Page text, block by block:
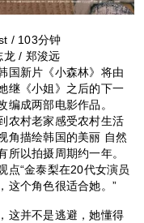
/ 103分钟
龙 / 郑浚远
国新片《小森林》将由
继《小姐》之后的下一
成两部电影作品。
村老家感受农村生活
角描绘韩国的美丽 自然
所以拍摄周期约一年。
点“金泰梨在20代女演员
这个角色很适合她。”
这并不是逃避，她懂得